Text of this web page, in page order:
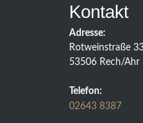
Kontakt
Adresse:
Rotweinstraße
53506 Rech/Ahr
Telefon:
02643 8387